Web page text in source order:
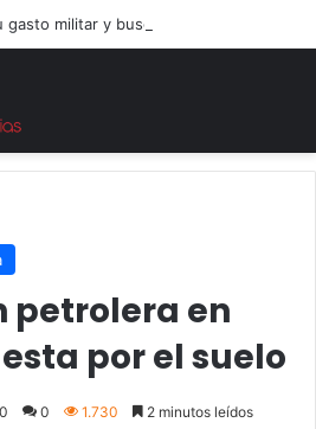
petrolera en
por el suelo
0 1.730 2 minutos leídos